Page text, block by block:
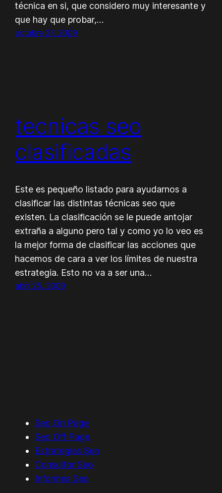
técnica en si, que considero muy interesante y
que hay que probar,…
octubre 27, 2009
tecnicas seo
clasificadas
Este es pequeño listado para ayudarnos a
clasificar las distintas técnicas seo que
existen. La clasificación se le puede antojar
extraña a alguno pero tal y como yo lo veo es
la mejor forma de clasificar las acciones que
hacemos de cara a ver los límites de nuestra
estrategia. Esto no va a ser una…
abril 25, 2009
Seo On Page
Seo Off Page
Estrategias Seo
Consultor Seo
Informes Seo